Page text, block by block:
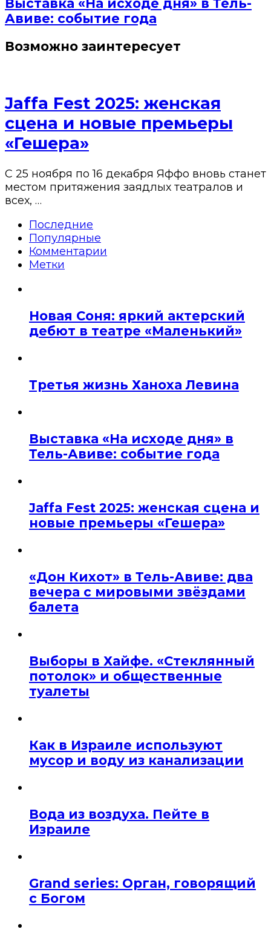
Выставка «На исходе дня» в Тель-
Авиве: событие года
Возможно заинтересует
Jaffa Fest 2025: женская
сцена и новые премьеры
«Гешера»
С 25 ноября по 16 декабря Яффо вновь станет
местом притяжения заядлых театралов и
всех, …
Последние
Популярные
Комментарии
Метки
Новая Соня: яркий актерский
дебют в театре «Маленький»
Третья жизнь Ханоха Левина
Выставка «На исходе дня» в
Тель-Авиве: событие года
Jaffa Fest 2025: женская сцена и
новые премьеры «Гешера»
«Дон Кихот» в Тель-Авиве: два
вечера с мировыми звёздами
балета
Выборы в Хайфе. «Стеклянный
потолок» и общественные
туалеты
Как в Израиле используют
мусор и воду из канализации
Вода из воздуха. Пейте в
Израиле
Grand series: Орган, говорящий
с Богом